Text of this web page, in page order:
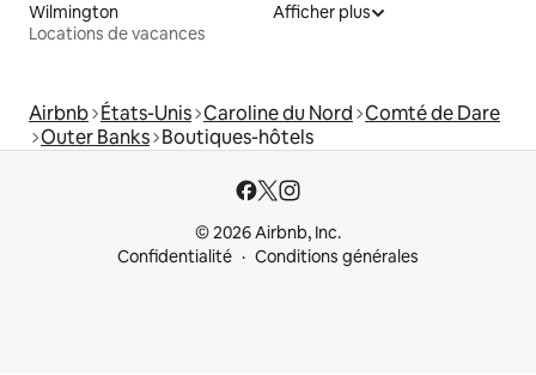
Wilmington
Locations de vacances
Afficher plus
Airbnb États-Unis Caroline du Nord Comté de Dare
Outer Banks Boutiques-hôtels
© 2026 Airbnb, Inc.
Confidentialité
Conditions générales